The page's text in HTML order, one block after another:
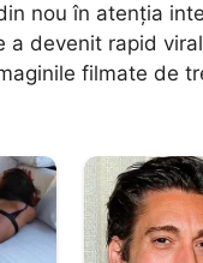
nou în atenția
a devenit rapid
filmate de